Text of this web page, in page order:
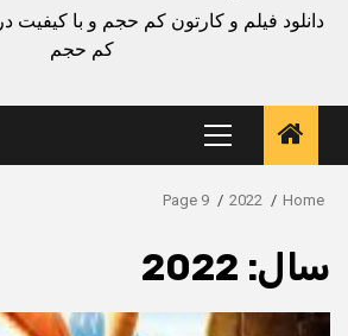
دانلود فیلم و کارتون کم حجم و با کیفیت
کم حجم
Primary
Menu
Home
2022
Page 9
سال: 2022